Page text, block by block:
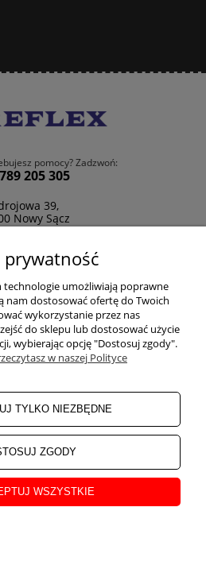
pomocy? Zadzwoń:
205 305
39,
Nowy Sącz
nasz Facebook
POMOC
ZAKUPY
KONTO
O NAS
prywatność
technologie umożliwiają poprawne
nam dostosować ofertę do Twoich
wykorzystanie przez nas
do sklepu lub dostosować użycie
wybierając opcję "Dostosuj zgody".
w naszej Polityce
TYLKO NIEZBĘDNE
ZGODY
WSZYSTKIE